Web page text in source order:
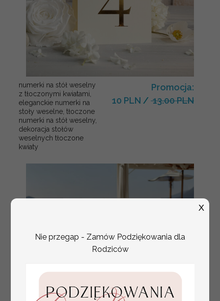
numerki na stół weselny
z tłoczonymi kwiatami,
eleganckie numerki na
stoły weselne, tłoczone
numerki na stół weselny,
dekoracja stołów
weselnych tłoczone
kwiaty
Promocja:
10 PLN / 13.00 PLN
Nie przegap - Zamów Podziękowania dla
Rodziców
X